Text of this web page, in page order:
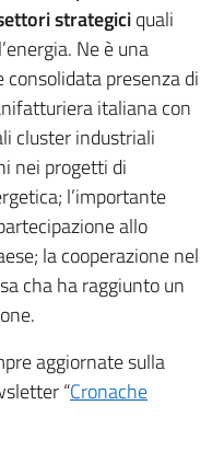
strategiciquali
Ne è una
presenza di
italiana con
cluster industriali
nei progetti di
l’importante
allo
la cooperazione nel
cha ha raggiunto un
aggiornate sulla
“Cronache